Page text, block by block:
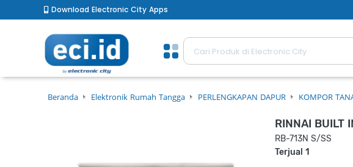
Download Electronic City Apps
Beranda Elektronik Rumah Tangga PERLENGKAPAN DAPUR KOMPOR
RINNAI BUILT
RB-713N S/SS
Terjual 1